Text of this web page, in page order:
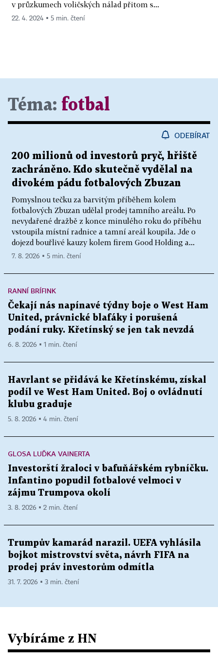
v průzkumech voličských nálad přitom s...
22. 4. 2024 ▪ 5 min. čtení
Téma: fotbal
ODEBÍRAT
200 milionů od investorů pryč, hřiště
zachráněno. Kdo skutečně vydělal na
divokém pádu fotbalových Zbuzan
Pomyslnou tečku za barvitým příběhem kolem
fotbalových Zbuzan udělal prodej tamního areálu. Po
nevydařené dražbě z konce minulého roku do příběhu
vstoupila místní radnice a tamní areál koupila. Jde o
dojezd bouřlivé kauzy kolem firem Good Holding a...
7. 8. 2026 ▪ 5 min. čtení
RANNÍ BRÍFINK
Čekají nás napínavé týdny boje o West Ham
United, právnické blafáky i porušená
podání ruky. Křetínský se jen tak nevzdá
6. 8. 2026 ▪ 1 min. čtení
Havrlant se přidává ke Křetínskému, získal
podíl ve West Ham United. Boj o ovládnutí
klubu graduje
5. 8. 2026 ▪ 4 min. čtení
GLOSA LUĎKA VAINERTA
Investorští žraloci v bafuňářském rybníčku.
Infantino popudil fotbalové velmoci v
zájmu Trumpova okolí
3. 8. 2026 ▪ 2 min. čtení
Trumpův kamarád narazil. UEFA vyhlásila
bojkot mistrovství světa, návrh FIFA na
prodej práv investorům odmítla
31. 7. 2026 ▪ 3 min. čtení
Vybíráme z HN